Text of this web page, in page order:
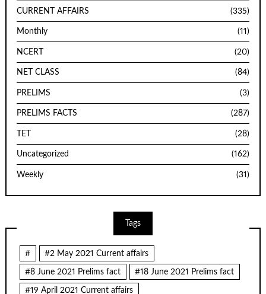
CURRENT AFFAIRS (335)
Monthly (11)
NCERT (20)
NET CLASS (84)
PRELIMS (3)
PRELIMS FACTS (287)
TET (28)
Uncategorized (162)
Weekly (31)
Tags
# #2 May 2021 Current affairs
#8 June 2021 Prelims fact #18 June 2021 Prelims fact
#19 April 2021 Current affairs